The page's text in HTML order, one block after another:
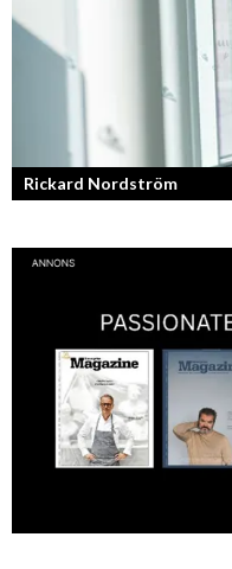
Rickard Nordström
Läraren som omfamnar